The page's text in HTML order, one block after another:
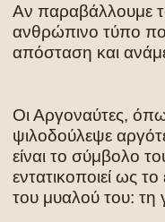
Αν παραβάλλουμε
ανθρώπινο τύπο
απόσταση και
Οι Αργοναύτες,
ψιλοδούλεψε
είναι το σύμβολο
εντατικοποιεί ως
του μυαλού του: